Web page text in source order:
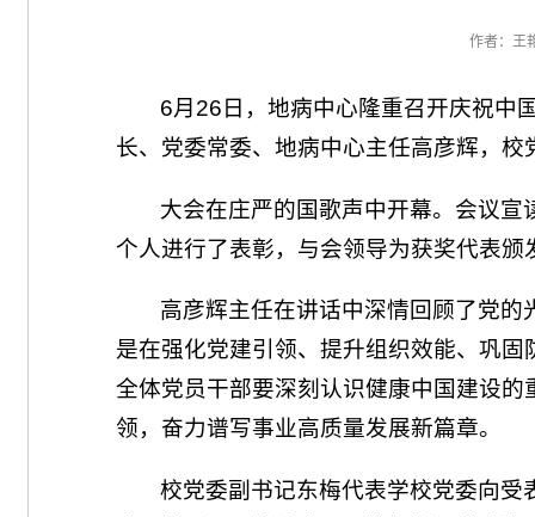
作者：王
6月26日，地病中心隆重召开庆祝中
长、党委常委、地病中心主任高彦辉，
大会在庄严的国歌声中开幕。会议
个人进行了表彰，与会领导为获奖代表颁
高彦辉主任在讲话中深情回顾了党
是在强化党建引领、提升组织效能、巩
全体党员干部要深刻认识健康中国建设的
领，奋力谱写事业高质量发展新篇章。
校党委副书记东梅代表学校党委向